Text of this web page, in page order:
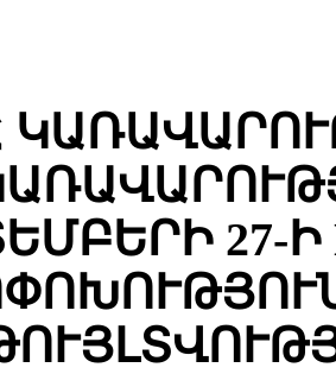
27-Ի